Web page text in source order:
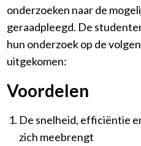
onderzoeken naar de
geraadpleegd. De
hun onderzoek op de
uitgekomen:
Voordelen
De snelheid, efficiëntie
zich meebrengt